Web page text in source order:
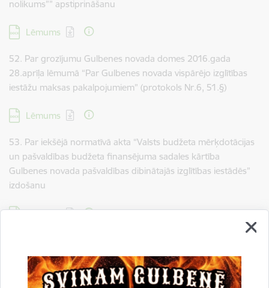
nolikums”” apstiprināšanu
Lejupielādēt:
Lēmums
52. Par grozījumu Gulbenes novada domes 2016.gada
28.aprīļa lēmumā “Par Gulbenes novada vispārējo izglītības
iestāžu maksas pakalpojumiem” (protokols Nr.6, 51.§)
Lejupielādēt:
Lēmums
53. Par iekšējā normatīvā akta “Valsts budžeta mērķdotācijas
un pašvaldības budžeta finansējuma sadales kārtība
Gulbenes novada pašvaldības dibinātajās izglītības iestādēs”
izdošanu
Lejupielādēt:
Lēmums
Lejupielādēt:
Lēmums